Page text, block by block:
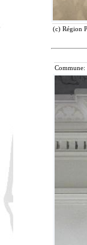
(c) Région